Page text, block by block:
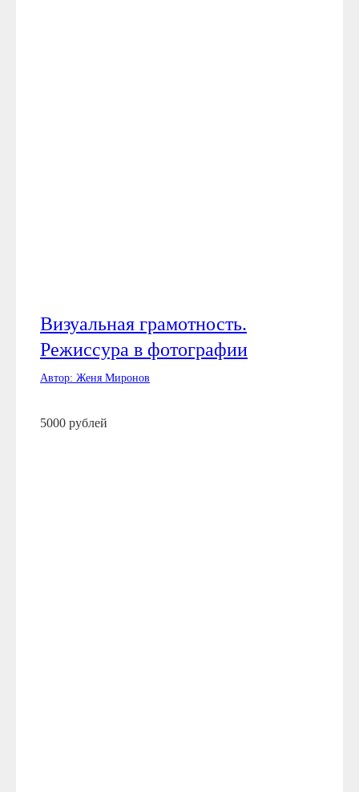
Визуальная грамотность.
Режиссура в фотографии
Автор: Женя Миронов
5000 рублей